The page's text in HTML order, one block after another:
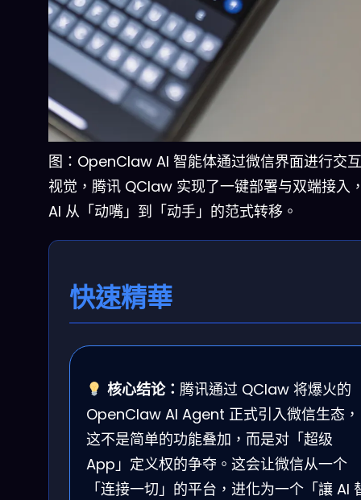
图：OpenClaw AI 智能体通过微信界面进行交
视觉，腾讯 QClaw 实现了一键部署与双端接入
AI 从「动嘴」到「动手」的范式转移。
快速精華
核心结论： 腾讯通过 QClaw 将爆火的
OpenClaw AI Agent 正式引入微信生态，
这不是简单的功能叠加，而是对「超级
App」定义权的争夺。这会让微信从一个
「连接一切」的平台，进化为一个「讓 AI